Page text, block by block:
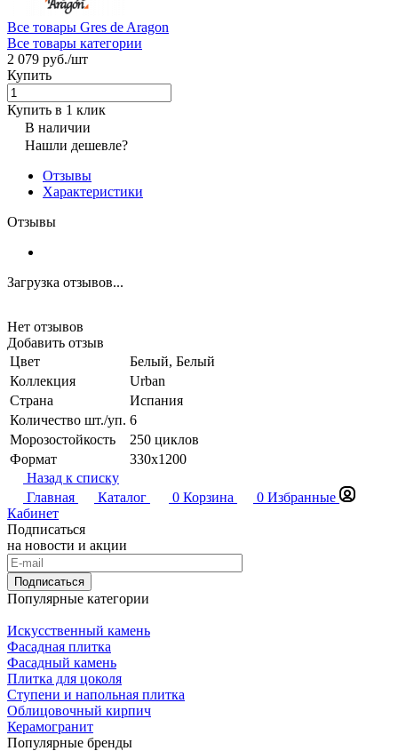
Все товары Gres de Aragon
Все товары категории
2 079 руб./шт
Купить
Купить в 1 клик
В наличии
Нашли дешевле?
Отзывы
Характеристики
Отзывы
Загрузка отзывов...
Нет отзывов
Добавить отзыв
Цвет
Белый, Белый
Коллекция
Urban
Страна
Испания
Количество шт./уп. 6
Морозостойкость
250 циклов
Формат
330x1200
Назад к списку
Главная
Каталог 0 Корзина 0 Избранные
Кабинет
Подписаться
на новости и акции
Подписаться
Популярные категории
Искусственный камень
Фасадная плитка
Фасадный камень
Плитка для цоколя
Ступени и напольная плитка
Облицовочный кирпич
Керамогранит
Популярные бренды